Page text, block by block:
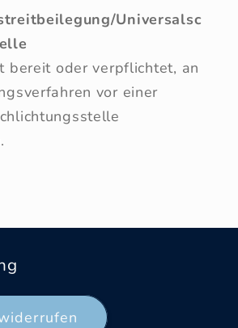
Universalsc
bereit oder verpflichtet, an
vor einer